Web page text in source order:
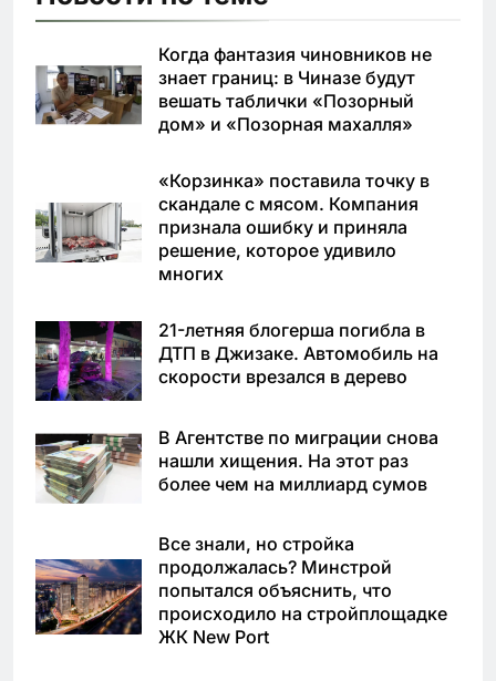
Когда фантазия чиновников не
знает границ: в Чиназе будут
вешать таблички «Позорный
дом» и «Позорная махалля»
«Корзинка» поставила точку в
скандале с мясом. Компания
признала ошибку и приняла
решение, которое удивило
многих
21-летняя блогерша погибла в
ДТП в Джизаке. Автомобиль на
скорости врезался в дерево
В Агентстве по миграции снова
нашли хищения. На этот раз
более чем на миллиард сумов
Все знали, но стройка
продолжалась? Минстрой
попытался объяснить, что
происходило на стройплощадке
ЖК New Port